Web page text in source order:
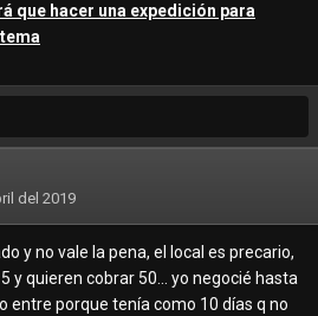
parece de menos.
Barriga / Senos: Delgada/ una
de barriga/ buena pechonalidad.
que hacer una expedición para
del 2019
y no vale la pena, el local es precario,
y quieren cobrar 50... yo negocié hasta
entre porque tenía como 10 días q no